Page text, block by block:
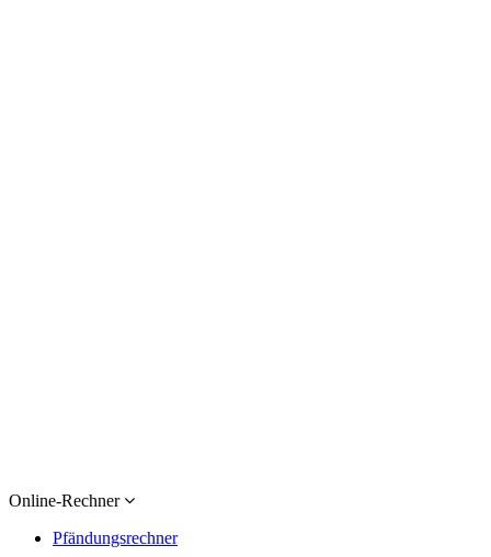
Online-Rechner
Pfändungsrechner